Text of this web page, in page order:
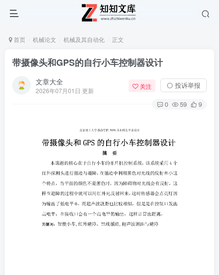
首页 机械论文 机械及其自动化 正文
带摄像头和GPS的自行小车控制器设计
文章大全
2026年07月01日 更新
关注 ⚪ 投诉举报
0 59 9